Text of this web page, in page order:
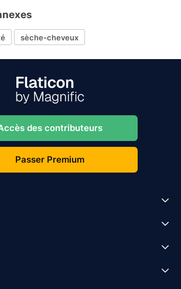
sèche-cheveux
des contributeurs
Passer Premium